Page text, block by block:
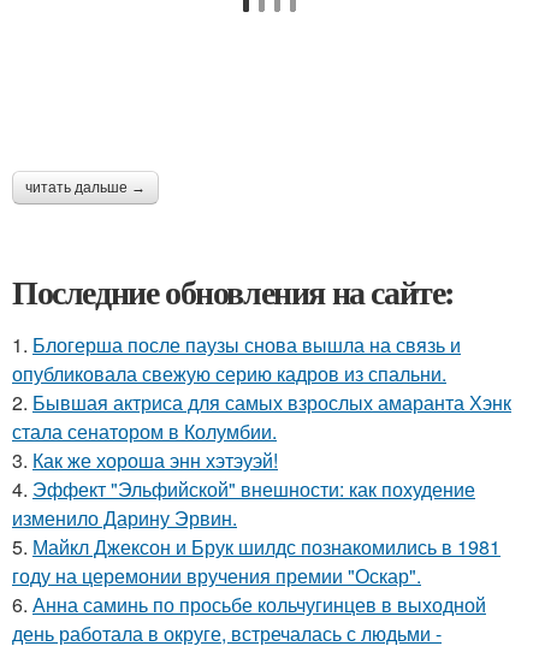
читать дальше →
Последние обновления на сайте:
1. Блогерша после паузы снова вышла на связь и
опубликовала свежую серию кадров из спальни.
2. Бывшая актриса для самых взрослых амаранта Хэнк
стала сенатором в Колумбии.
3. Как же хороша энн хэтэуэй!
4. Эффект "Эльфийской" внешности: как похудение
изменило Дарину Эрвин.
5. Майкл Джексон и Брук шилдс познакомились в 1981
году на церемонии вручения премии "Оскар".
6. Анна саминь по просьбе кольчугинцев в выходной
день работала в округе, встречалась с людьми -